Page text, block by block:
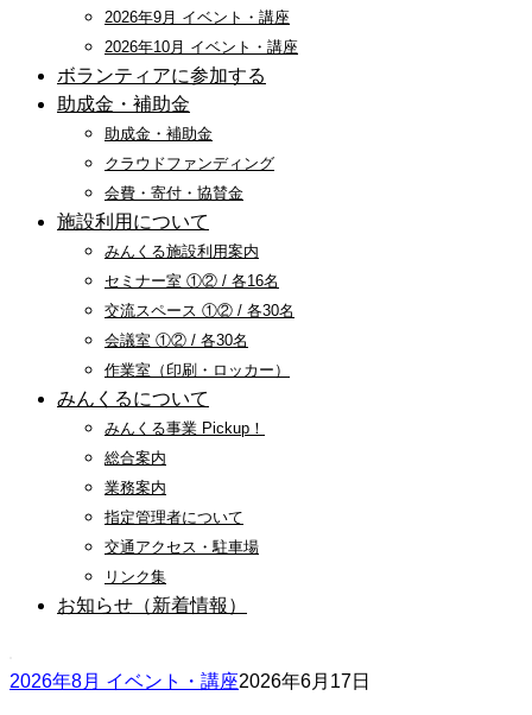
2026年9月 イベント・講座
2026年10月 イベント・講座
ボランティアに参加する
助成金・補助金
助成金・補助金
クラウドファンディング
会費・寄付・協賛金
施設利用について
みんくる施設利用案内
セミナー室 ①② / 各16名
交流スペース ①② / 各30名
会議室 ①② / 各30名
作業室（印刷・ロッカー）
みんくるについて
みんくる事業 Pickup！
総合案内
業務案内
指定管理者について
交通アクセス・駐車場
リンク集
お知らせ（新着情報）
2026年8月 イベント・講座2026年6月17日